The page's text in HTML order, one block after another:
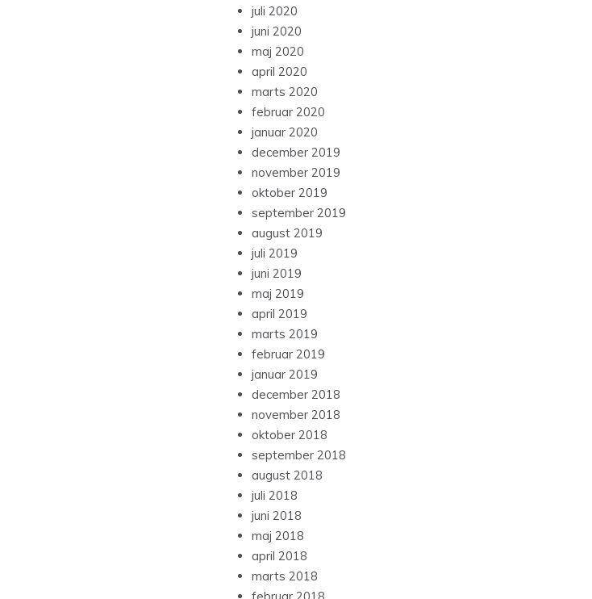
juli 2020
juni 2020
maj 2020
april 2020
marts 2020
februar 2020
januar 2020
december 2019
november 2019
oktober 2019
september 2019
august 2019
juli 2019
juni 2019
maj 2019
april 2019
marts 2019
februar 2019
januar 2019
december 2018
november 2018
oktober 2018
september 2018
august 2018
juli 2018
juni 2018
maj 2018
april 2018
marts 2018